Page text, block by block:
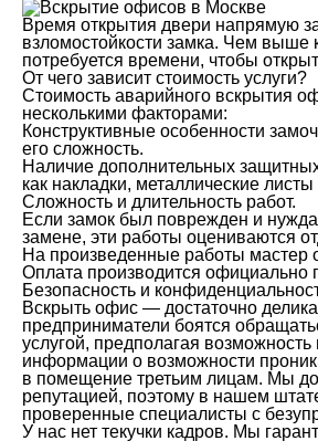
Время открытия двери напрямую
взломостойкости замка. Чем выше
потребуется времени, чтобы
От чего зависит стоимость услуги?
Стоимость аварийного вскрытия
несколькими факторами:
Конструктивные особенности
его сложность.
Наличие дополнительных
как накладки, металлические листы
Сложность и длительность работ.
Если замок был поврежден и
замене, эти работы оцениваются
На произведенные работы мастер
Оплата производится официально
Безопасность и
Вскрыть офис — достаточно
предприниматели боятся
услугой, предполагая возможность
информации о возможности
в помещение третьим лицам. Мы
репутацией, поэтому в нашем
проверенные специалисты с
У нас нет текучки кадров. Мы